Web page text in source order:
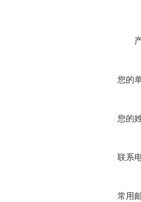
您的
您的
联系
常用